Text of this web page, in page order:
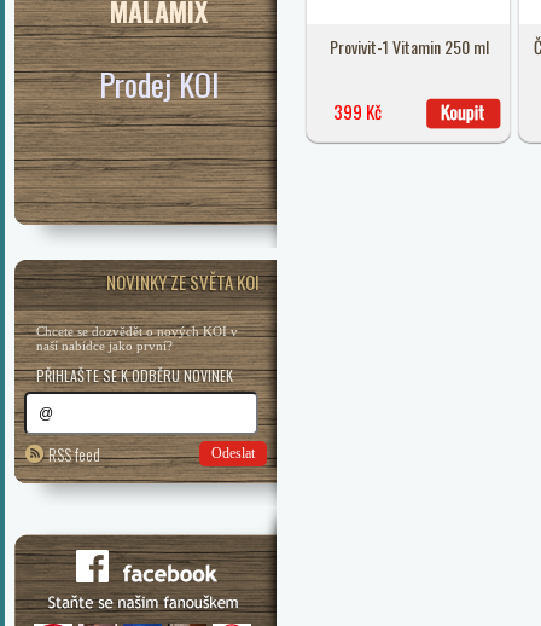
MALAMIX
Prodej KOI
NOVINKY ZE SVĚTA KOI
Chcete se dozvědět o nových KOI v
naší nabídce jako první?
PŘIHLAŠTE SE K ODBĚRU NOVINEK
RSS feed Odeslat
Provivit-1 Vitamin 250 ml
399 Kč